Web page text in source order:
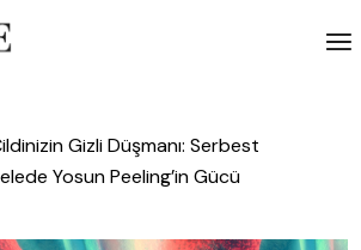
Gizli Düşmanı: Serbest
Yosun Peeling’in Gücü